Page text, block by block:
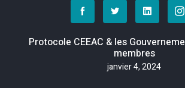
Protocole CEEAC & les
membres
janvier 4, 2024